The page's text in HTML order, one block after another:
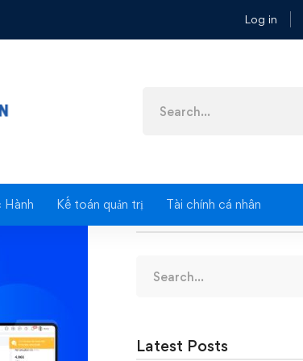
Log in
for:
Hành Kế toán quản trị Tài chính cá nhân
88/2021/TT-BTC
for:
Latest Posts